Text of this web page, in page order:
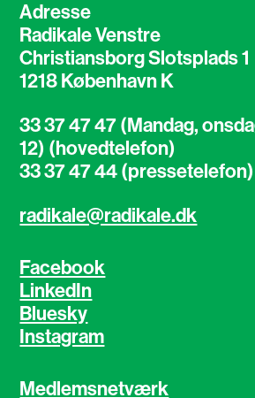
Adresse
Radikale Venstre
Christiansborg Slotsplads 1
1218 København K
33 37 47 47 (Mandag,
12) (hovedtelefon)
33 37 47 44 (pressetelefon)
radikale@radikale.dk
Facebook
LinkedIn
Bluesky
Instagram
Medlemsnetværk